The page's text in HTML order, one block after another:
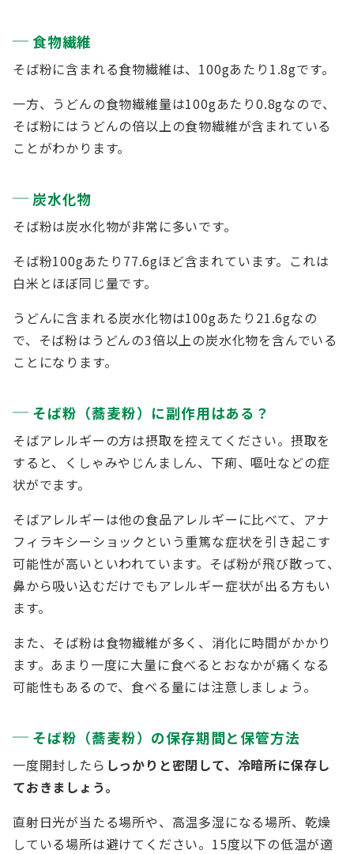
食物繊維
そば粉に含まれる食物繊維は、100gあたり1.8gです。
一方、うどんの食物繊維量は100gあたり0.8gなので、
そば粉にはうどんの倍以上の食物繊維が含まれている
ことがわかります。
炭水化物
そば粉は炭水化物が非常に多いです。
そば粉100gあたり77.6gほど含まれています。これは
白米とほぼ同じ量です。
うどんに含まれる炭水化物は100gあたり21.6gなの
で、そば粉はうどんの3倍以上の炭水化物を含んでいる
ことになります。
そば粉（蕎麦粉）に副作用はある？
そばアレルギーの方は摂取を控えてください。摂取を
すると、くしゃみやじんましん、下痢、嘔吐などの症
状がでます。
そばアレルギーは他の食品アレルギーに比べて、アナ
フィラキシーショックという重篤な症状を引き起こす
可能性が高いといわれています。そば粉が飛び散って、
鼻から吸い込むだけでもアレルギー症状が出る方もい
ます。
また、そば粉は食物繊維が多く、消化に時間がかかり
ます。あまり一度に大量に食べるとおなかが痛くなる
可能性もあるので、食べる量には注意しましょう。
そば粉（蕎麦粉）の保存期間と保管方法
一度開封したら しっかりと密閉して、冷暗所に保存し
ておきましょう。
直射日光が当たる場所や、高温多湿になる場所、乾燥
している場所は避けてください。15度以下の低温が適